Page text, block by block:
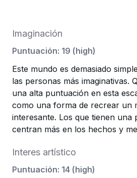
Imaginación
Puntuación: 19 (high)
Este mundo es demasiado
las personas más imaginativas.
una alta puntuación en esta
como una forma de recrear un
interesante. Los que tienen una
centran más en los hechos y
Interes artístico
Puntuación: 14 (high)